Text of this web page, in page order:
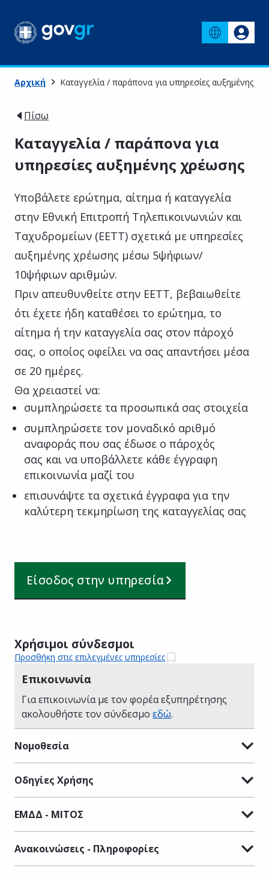
Αρχική Καταγγελία / παράπονα για υπηρεσίες αυξημένης
Πίσω
Καταγγελία / παράπονα για
υπηρεσίες αυξημένης χρέωσης
Υποβάλετε ερώτημα, αίτημα ή καταγγελία
στην Εθνική Επιτροπή Τηλεπικοινωνιών και
Ταχυδρομείων (ΕΕΤΤ) σχετικά με υπηρεσίες
αυξημένης χρέωσης μέσω 5ψήφιων/
10ψήφιων αριθμών.
Πριν απευθυνθείτε στην ΕΕΤΤ, βεβαιωθείτε
ότι έχετε ήδη καταθέσει το ερώτημα, το
αίτημα ή την καταγγελία σας στον πάροχό
σας, ο οποίος οφείλει να σας απαντήσει μέσα
σε 20 ημέρες.
Θα χρειαστεί να:
συμπληρώσετε τα προσωπικά σας στοιχεία
συμπληρώσετε τον μοναδικό αριθμό
αναφοράς που σας έδωσε ο πάροχός
σας και να υποβάλλετε κάθε έγγραφη
επικοινωνία μαζί του
επισυνάψτε τα σχετικά έγγραφα για την
καλύτερη τεκμηρίωση της καταγγελίας σας
Είσοδος στην υπηρεσία
Χρήσιμοι σύνδεσμοι
Προσθήκη στις επιλεγμένες υπηρεσίες
Επικοινωνία
Για επικοινωνία με τον φορέα εξυπηρέτησης
ακολουθήστε τον σύνδεσμο εδώ.
Νομοθεσία
Οδηγίες Χρήσης
ΕΜΔΔ - ΜΙΤΟΣ
Ανακοινώσεις - Πληροφορίες